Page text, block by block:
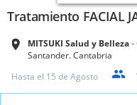
Tratamiento FACIAL
MITSUKI Salud y Belleza
Santander. Cantabria
Hasta el 15 de Agosto